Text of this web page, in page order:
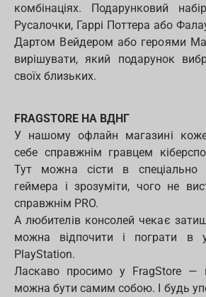
комбінаціях. Подарунковий
Русалочки, Гаррі Поттера або
Дартом Вейдером або героями
вирішувати, який подарунок
своїх близьких.
FRAGSTORE НА ВДНГ
У нашому офлайн магазині
себе справжнім гравцем
Тут можна сісти в спеціально
геймера і зрозуміти, чого не
справжнім PRO.
А любителів консолей чекає
можна відпочити і пограти в
PlayStation.
Ласкаво просимо у FragStore —
можна бути самим собою. І будь